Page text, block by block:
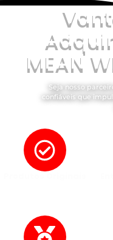
MEAN
Seja nosso
confiáveis que